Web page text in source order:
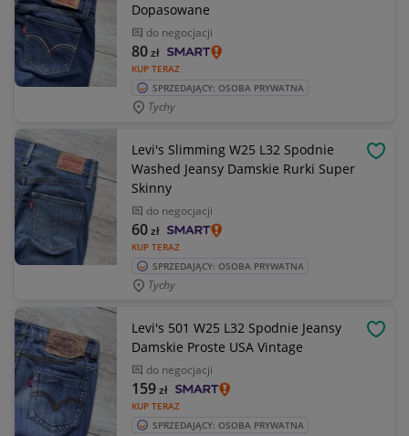
Dopasowane
do negocjacji
KUP TERAZ
80zł
SPRZEDAJĄCY: OSOBA PRYWATNA
Tychy
Levi's Slimming W25 L32 Spodnie
Washed Jeansy Damskie Rurki Super
Skinny
do negocjacji
KUP TERAZ
60zł
SPRZEDAJĄCY: OSOBA PRYWATNA
Tychy
Levi's 501 W25 L32 Spodnie Jeansy
Damskie Proste USA Vintage
do negocjacji
KUP TERAZ
159zł
SPRZEDAJĄCY: OSOBA PRYWATNA